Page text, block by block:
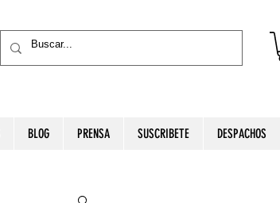
BLOG PRENSA SUSCRIBETE DESPACHOS